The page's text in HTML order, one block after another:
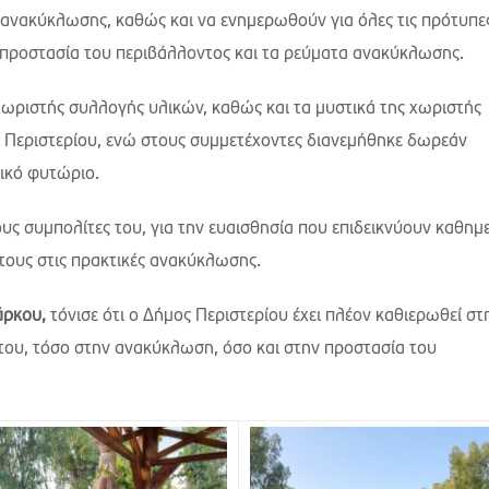
καθώς και να ενημερωθούν για όλες τις
του περιβάλλοντος και τα ρεύματα ανακύκλωσης.
συλλογής υλικών, καθώς και τα μυστικά της χωριστής
ενώ στους συμμετέχοντες διανεμήθηκε δωρεάν
φυτώριο.
συμπολίτες του, για την ευαισθησία που επιδεικνύουν
στις πρακτικές ανακύκλωσης.
τόνισε ότι ο Δήμος Περιστερίου έχει πλέον καθιερωθεί
τόσο στην ανακύκλωση, όσο και στην προστασία του